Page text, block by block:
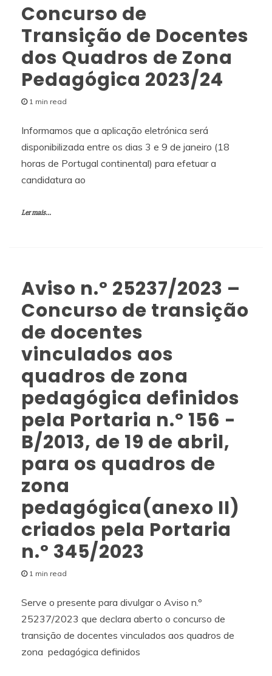
Concurso de
Transição de Docentes
dos Quadros de Zona
Pedagógica 2023/24
1 min read
Informamos que a aplicação eletrónica será
disponibilizada entre os dias 3 e 9 de janeiro (18
horas de Portugal continental) para efetuar a
candidatura ao
Ler mais...
Aviso n.º 25237/2023 –
Concurso de transição
de docentes
vinculados aos
quadros de zona
pedagógica definidos
pela Portaria n.º 156 -
B/2013, de 19 de abril,
para os quadros de
zona
pedagógica(anexo II)
criados pela Portaria
n.º 345/2023
1 min read
Serve o presente para divulgar o Aviso n.º
25237/2023 que declara aberto o concurso de
transição de docentes vinculados aos quadros de
zona pedagógica definidos